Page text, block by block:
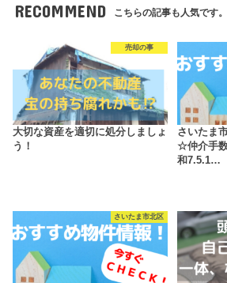
RECOMMEND こちらの記事も人気です。
売却の事
大切な資産を適切に処分しましょ
う！
さいたま
☆仲介手
和7.5.1…
さいたま市北区